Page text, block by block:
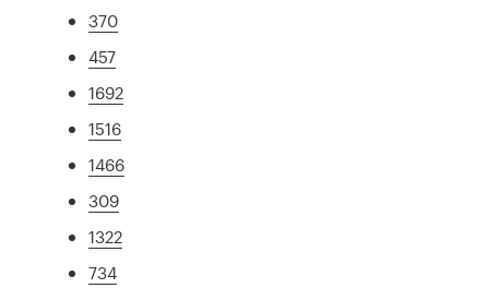
370
457
1692
1516
1466
309
1322
734